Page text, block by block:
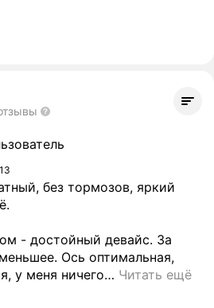
без тормозов, яркий
- достойный девайс. За
Ось оптимальная,
у меня ничего… Читать ещё